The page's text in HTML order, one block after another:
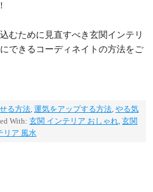
むために見直すべき玄関インテリ
できるコーディネイトの方法をご
る方法, 運気をアップする方法, やる気
With: 玄関 インテリア おしゃれ, 玄関
リア 風水